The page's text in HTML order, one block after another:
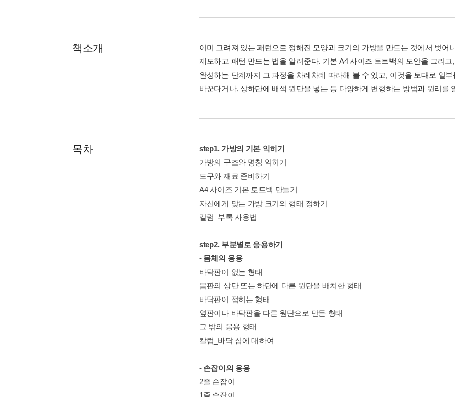
책소개
이미 그려져 있는 패턴으로 정해진 모양과 크기의 가방을 만드는 것에서 벗어
제도하고 패턴 만드는 법을 알려준다. 기본 A4 사이즈 토트백의 도안을 그리
완성하는 단계까지 그 과정을 차례차례 따라해 볼 수 있고, 이것을 토대로 일
바꾼다거나, 상하단에 배색 원단을 넣는 등 다양하게 변형하는 방법과 원리를
목차
step1. 가방의 기본 익히기
가방의 구조와 명칭 익히기
도구와 재료 준비하기
A4 사이즈 기본 토트백 만들기
자신에게 맞는 가방 크기와 형태 정하기
칼럼_부록 사용법
step2. 부분별로 응용하기
- 몸체의 응용
바닥판이 없는 형태
몸판의 상단 또는 하단에 다른 원단을 배치한 형태
바닥판이 접히는 형태
옆판이나 바닥판을 다른 원단으로 만든 형태
그 밖의 응용 형태
칼럼_바닥 심에 대하여
- 손잡이의 응용
2줄 손잡이
1줄 손잡이